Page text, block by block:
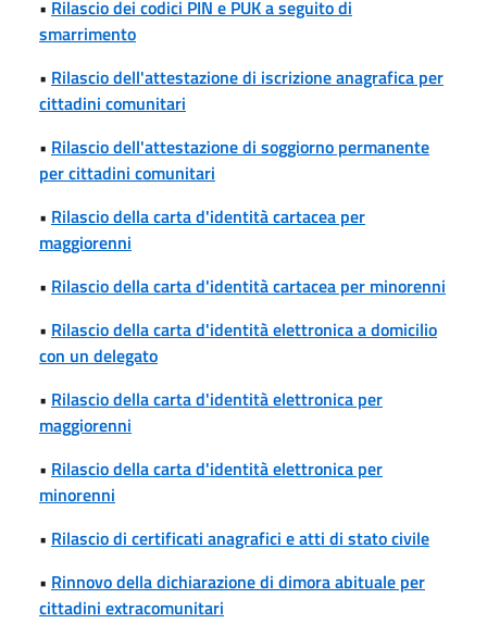
• Rilascio dei codici PIN e PUK a seguito di
smarrimento
• Rilascio dell'attestazione di iscrizione anagrafica per
cittadini comunitari
• Rilascio dell'attestazione di soggiorno permanente
per cittadini comunitari
• Rilascio della carta d'identità cartacea per
maggiorenni
• Rilascio della carta d'identità cartacea per minorenni
• Rilascio della carta d'identità elettronica a domicilio
con un delegato
• Rilascio della carta d'identità elettronica per
maggiorenni
• Rilascio della carta d'identità elettronica per
minorenni
• Rilascio di certificati anagrafici e atti di stato civile
• Rinnovo della dichiarazione di dimora abituale per
cittadini extracomunitari